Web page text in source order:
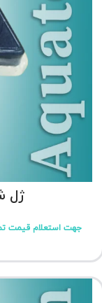
ژل
جهت استعلام قیمت